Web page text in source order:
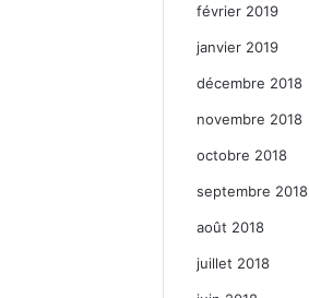
février 2019
janvier 2019
décembre 2018
novembre 2018
octobre 2018
septembre 2018
août 2018
juillet 2018